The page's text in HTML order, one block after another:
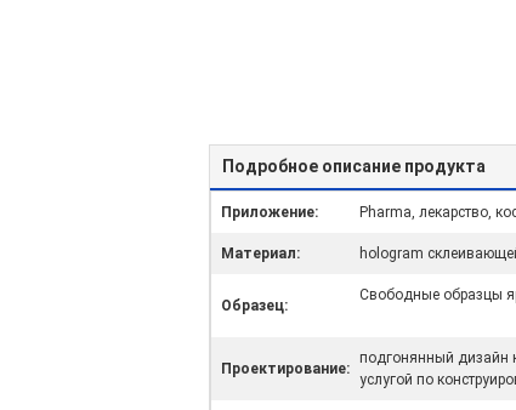
Подробное описание продукта
Приложение: Pharma, лекарство,
Материал: hologram
Образец:
Свободные образцы
Проектирование:
подгонянный дизайн
услугой по